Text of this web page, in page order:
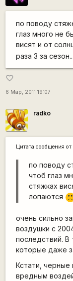
по поводу
глаз много не
висят и от
раза 3 за сезон...
favorite_border
6 Мар, 2011 19:07
radko
Цитата сообщения от
по поводу
чтоб глаз
стяжках
лопаются
:(
очень сильно
воздушки с
последствий. В
которые даже
Кстати, черные
вредным